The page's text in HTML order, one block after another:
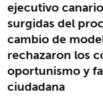
ejecutivo
surgidas del
cambio de
rechazaron los
oportunismo y
ciudadana